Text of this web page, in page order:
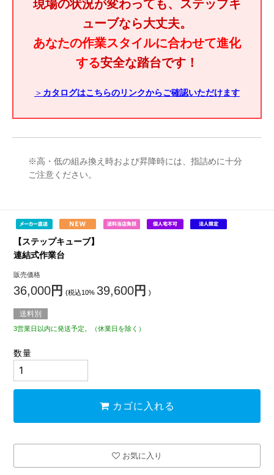
現場の状況が変わっても、ステップキ
ューブなら大丈夫。
あなたの作業スタイルに合わせて進化
する安全な踏台です！
＞ カタログはこちらのリンクからご確認いただけます
※高・低の組み換え時および昇降時には、指詰めに十分
ご注意ください。
【ステップキューブ】
連結式作業台
販売価格
36,000円 (税込10% 39,600円 )
送料別
3営業日以内に発送予定。（休業日を除く）
数量
カゴに入れる
お気に入り